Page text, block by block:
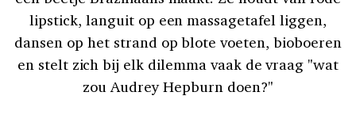
lipstick, languit op een massagetafel liggen,
dansen op het strand op blote voeten, bioboeren
en stelt zich bij elk dilemma vaak de vraag "wat
zou Audrey Hepburn doen?"